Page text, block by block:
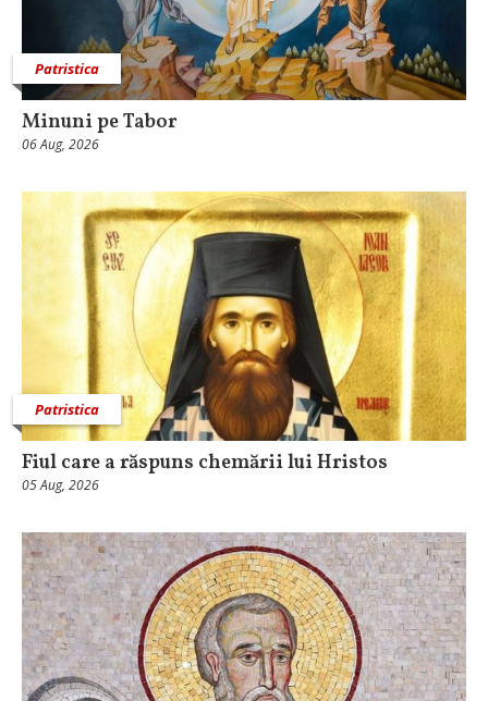
Patristica
Minuni pe Tabor
06 Aug, 2026
Patristica
Fiul care a răspuns chemării lui Hristos
05 Aug, 2026